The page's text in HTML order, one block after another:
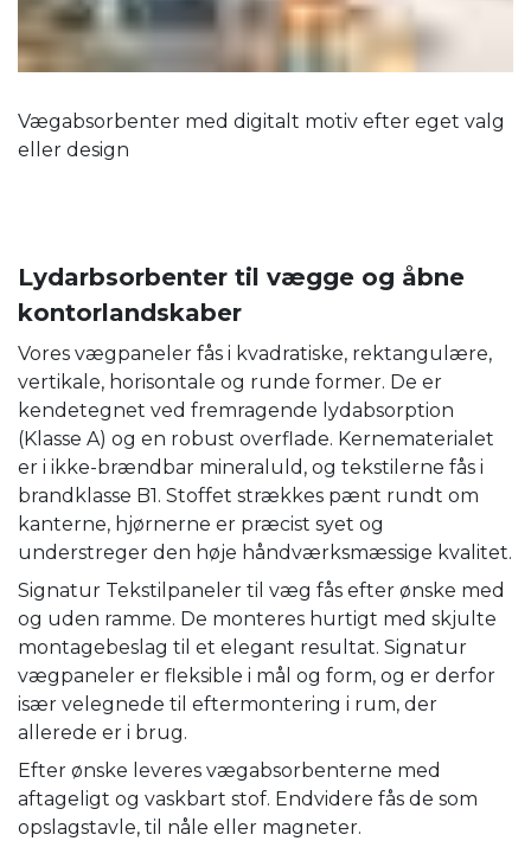
Vægabsorbenter med digitalt motiv efter eget valg
eller design
Lydarbsorbenter til vægge og åbne
kontorlandskaber
Vores vægpaneler fås i kvadratiske, rektangulære,
vertikale, horisontale og runde former. De er
kendetegnet ved fremragende lydabsorption
(Klasse A) og en robust overflade. Kernematerialet
er i ikke-brændbar mineraluld, og tekstilerne fås i
brandklasse B1. Stoffet strækkes pænt rundt om
kanterne, hjørnerne er præcist syet og
understreger den høje håndværksmæssige kvalitet.
Signatur Tekstilpaneler til væg fås efter ønske med
og uden ramme. De monteres hurtigt med skjulte
montagebeslag til et elegant resultat. Signatur
vægpaneler er fleksible i mål og form, og er derfor
især velegnede til eftermontering i rum, der
allerede er i brug.
Efter ønske leveres vægabsorbenterne med
aftageligt og vaskbart stof. Endvidere fås de som
opslagstavle, til nåle eller magneter.